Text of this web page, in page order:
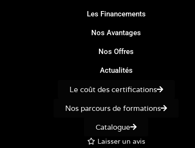
Les Financements
Nos Avantages
Nos Offres
Actualités
Le coût des certifications
Nos parcours de formations
Catalogue
Laisser un avis